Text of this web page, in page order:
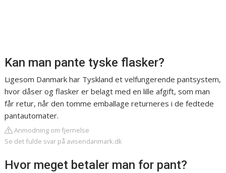
Kan man pante tyske flasker?
Ligesom Danmark har Tyskland et velfungerende pantsystem,
hvor dåser og flasker er belagt med en lille afgift, som man
får retur, når den tomme emballage returneres i de fedtede
pantautomater.
Anmodning om fjernelse
Se det fulde svar på avisendanmark.dk
Hvor meget betaler man for pant?